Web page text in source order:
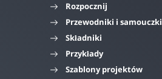
Rozpocznij
Przewodniki i samouczki
Składniki
Przykłady
Szablony projektów